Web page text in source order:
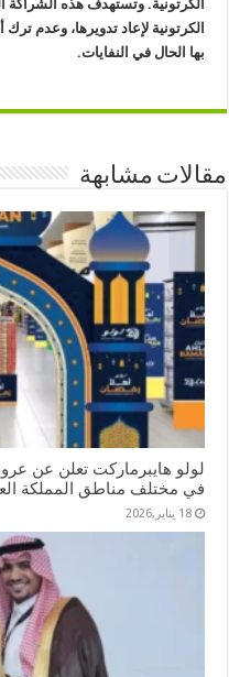
الكرتونية. وتستهدف هذه
الكرتونية لإعاد تدويرها، وعدم
بها الحال في النفايات.
مقالات مشابهة
لولو هايبرماركت تعلن عن
في مختلف مناطق المملكة
18 يناير,2026